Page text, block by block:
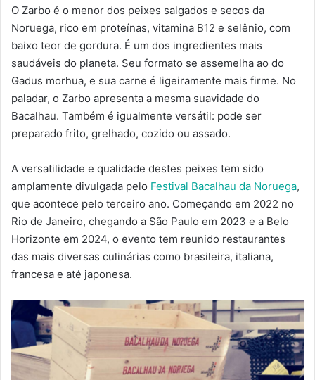
O Zarbo é o menor dos peixes salgados e secos da
Noruega, rico em proteínas, vitamina B12 e selênio, com
baixo teor de gordura. É um dos ingredientes mais
saudáveis do planeta. Seu formato se assemelha ao do
Gadus morhua, e sua carne é ligeiramente mais firme. No
paladar, o Zarbo apresenta a mesma suavidade do
Bacalhau. Também é igualmente versátil: pode ser
preparado frito, grelhado, cozido ou assado.
A versatilidade e qualidade destes peixes tem sido
amplamente divulgada pelo Festival Bacalhau da Noruega,
que acontece pelo terceiro ano. Começando em 2022 no
Rio de Janeiro, chegando a São Paulo em 2023 e a Belo
Horizonte em 2024, o evento tem reunido restaurantes
das mais diversas culinárias como brasileira, italiana,
francesa e até japonesa.